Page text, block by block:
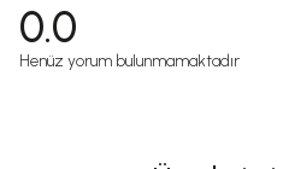
0.0
Henüz yorum bulunmamaktadır